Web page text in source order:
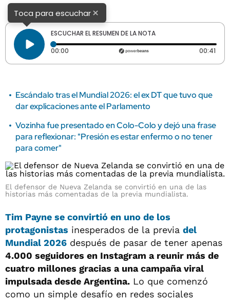
Toca para escuchar×
ESCUCHAR EL RESUMEN DE LA NOTA
00:00 Tiempo transcurrido: 0 segundos 00:41
Escándalo tras el Mundial 2026: el ex DT que tuvo que
dar explicaciones ante el Parlamento
Vozinha fue presentado en Colo-Colo y dejó una frase
para reflexionar: "Presión es estar enfermo o no tener
para comer"
El defensor de Nueva Zelanda se convirtió en una de las
historias más comentadas de la previa mundialista.
Tim Payne se convirtió en uno de los
protagonistas inesperados de la previa del
Mundial 2026 después de pasar de tener apenas
4.000 seguidores en Instagram a reunir más de
cuatro millones gracias a una campaña viral
impulsada desde Argentina. Lo que comenzó
como un simple desafío en redes sociales